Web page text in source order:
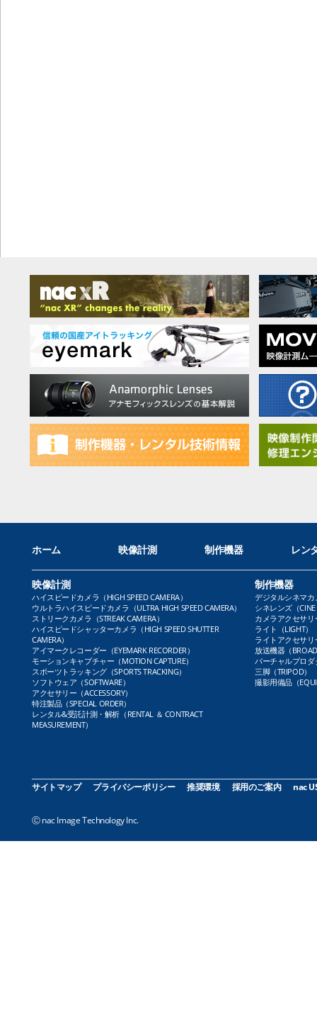
ホーム 映像計測 制作機器 レン
映像計測
ハイスピードカメラ（HIGH SPEED CAMERA）
ウルトラハイスピードカメラ（ULTRA HIGH SPEED CAMERA）
ストリークカメラ（STREAK CAMERA）
ハイスピードシャッターカメラ（HIGH SPEED SHUTTER
CAMERA）
アイマークレコーダー（EYEMARK RECORDER）
モーションキャプチャー（MOTION CAPTURE）
スポーツトラッキング（SPORTS TRACKING）
ソフトウェア（SOFTWARE）
アクセサリー（ACCESSORY）
特注製品（SPECIAL ORDER）
レンタル&受託計測・解析（RENTAL ＆ CONTRACT
MEASUREMENT）
制作機器
デジタルシネマカ
シネレンズ（CINE
カメラアクセサリ
ライト（LIGHT）
ライトアクセサリ
放送機器（
バーチャルプロダ
三脚（TRIPOD）
撮影用備品（
サイトマップ プライバシーポリシー 推奨環境 採用のご案内 nac
Ⓒ nac Image Technology Inc.